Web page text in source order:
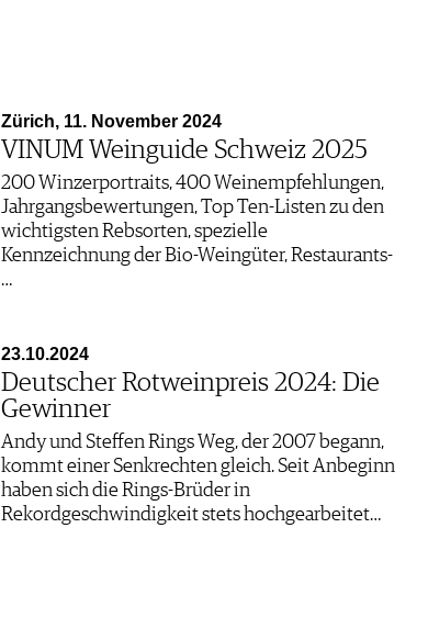
Zürich, 11. November 2024
VINUM Weinguide Schweiz 2025
200 Winzerportraits, 400 Weinempfehlungen,
Jahrgangsbewertungen, Top Ten-Listen zu den
wichtigsten Rebsorten, spezielle
Kennzeichnung der Bio-Weingüter, Restaurants-
…
23.10.2024
Deutscher Rotweinpreis 2024: Die
Gewinner
Andy und Steffen Rings Weg, der 2007 begann,
kommt einer Senkrechten gleich. Seit Anbeginn
haben sich die Rings-Brüder in
Rekordgeschwindigkeit stets hochgearbeitet…